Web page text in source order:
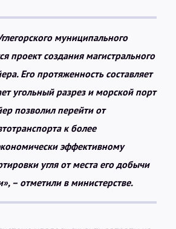
муниципального
проект создания магистрального
Его протяженность составляет
угольный разрез и морской порт
позволил перейти от
к более
эффективному
угля от места его добычи
– отметили в министерстве.